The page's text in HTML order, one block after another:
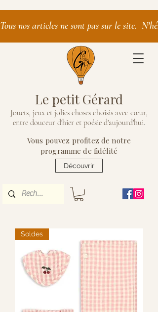
Tous nos articles ne sont pas sur le site.
Le petit Gérard
Jouets, jeux et jolies choses choisis avec cœur,
entre douceur d'hier et poésie d'aujourd'hui.
Vous pouvez profitez de notre
programme de fidélité
Découvrir
Soldes